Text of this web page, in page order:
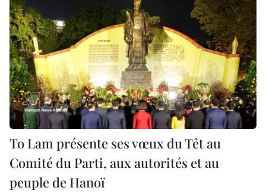
To Lam présente ses vœux du Têt au
Comité du Parti, aux autorités et au
peuple de Hanoï